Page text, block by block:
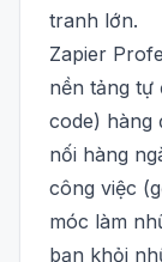
tranh lớn.
Zapier
nền tảng tự
code) hàng
nối hàng
công việc
móc làm
bạn khỏi